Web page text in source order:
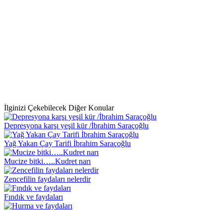
İlginizi Çekebilecek Diğer Konular
Depresyona karşı yeşil kür /İbrahim Saraçoğlu
Yağ Yakan Çay Tarifi İbrahim Saraçoğlu
Mucize bitki…..Kudret narı
Zencefilin faydaları nelerdir
Fındık ve faydaları